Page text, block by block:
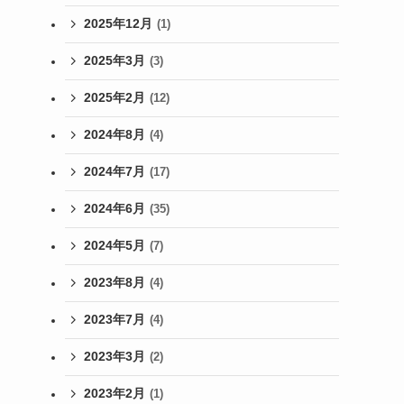
2025年12月 (1)
2025年3月 (3)
2025年2月 (12)
2024年8月 (4)
2024年7月 (17)
2024年6月 (35)
2024年5月 (7)
2023年8月 (4)
2023年7月 (4)
2023年3月 (2)
2023年2月 (1)